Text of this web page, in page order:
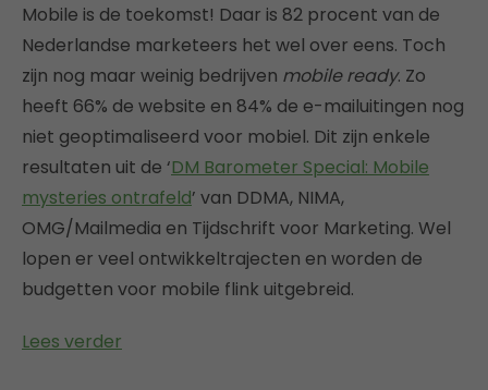
Mobile is de toekomst! Daar is 82 procent van de
Nederlandse marketeers het wel over eens. Toch
zijn nog maar weinig bedrijven mobile ready. Zo
heeft 66% de website en 84% de e-mailuitingen nog
niet geoptimaliseerd voor mobiel. Dit zijn enkele
resultaten uit de ‘DM Barometer Special: Mobile
mysteries ontrafeld’ van DDMA, NIMA,
OMG/Mailmedia en Tijdschrift voor Marketing. Wel
lopen er veel ontwikkeltrajecten en worden de
budgetten voor mobile flink uitgebreid.
Lees verder